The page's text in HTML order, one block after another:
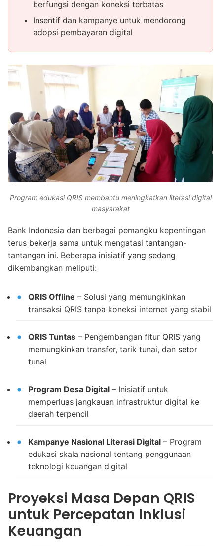
berfungsi dengan koneksi terbatas
Insentif dan kampanye untuk mendorong
adopsi pembayaran digital
Program edukasi QRIS membantu meningkatkan literasi digital
masyarakat
Bank Indonesia dan berbagai pemangku kepentingan
terus bekerja sama untuk mengatasi tantangan-
tantangan ini. Beberapa inisiatif yang sedang
dikembangkan meliputi:
QRIS Offline – Solusi yang memungkinkan
transaksi QRIS tanpa koneksi internet yang stabil
QRIS Tuntas – Pengembangan fitur QRIS yang
memungkinkan transfer, tarik tunai, dan setor
tunai
Program Desa Digital – Inisiatif untuk
memperluas jangkauan infrastruktur digital ke
daerah terpencil
Kampanye Nasional Literasi Digital – Program
edukasi skala nasional tentang penggunaan
teknologi keuangan digital
Proyeksi Masa Depan QRIS
untuk Percepatan Inklusi
Keuangan